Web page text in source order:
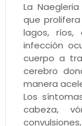
La
que
lagos, ríos,
infección
cuerpo a
cerebro
manera
Los
cabeza,